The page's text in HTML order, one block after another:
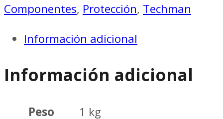
Componentes, Protección, Techman
Información adicional
Información adicional
Peso 1 kg